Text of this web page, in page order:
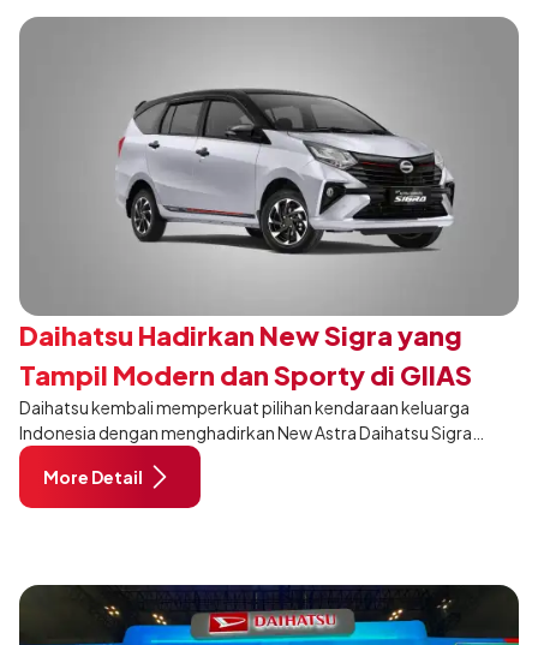
Daihatsu Hadirkan New Sigra yang
Tampil Modern dan Sporty di GIIAS
2026
Daihatsu kembali memperkuat pilihan kendaraan keluarga
Indonesia dengan menghadirkan New Astra Daihatsu Sigra
khusus pada varian 1.2R di ajang GAIKINDO Indonesia
International Auto Show (GIIAS) 2026. Membawa penyegaran
pada desain, interior, dan sejumlah fitur, New Sigra hadir untuk
More Detail